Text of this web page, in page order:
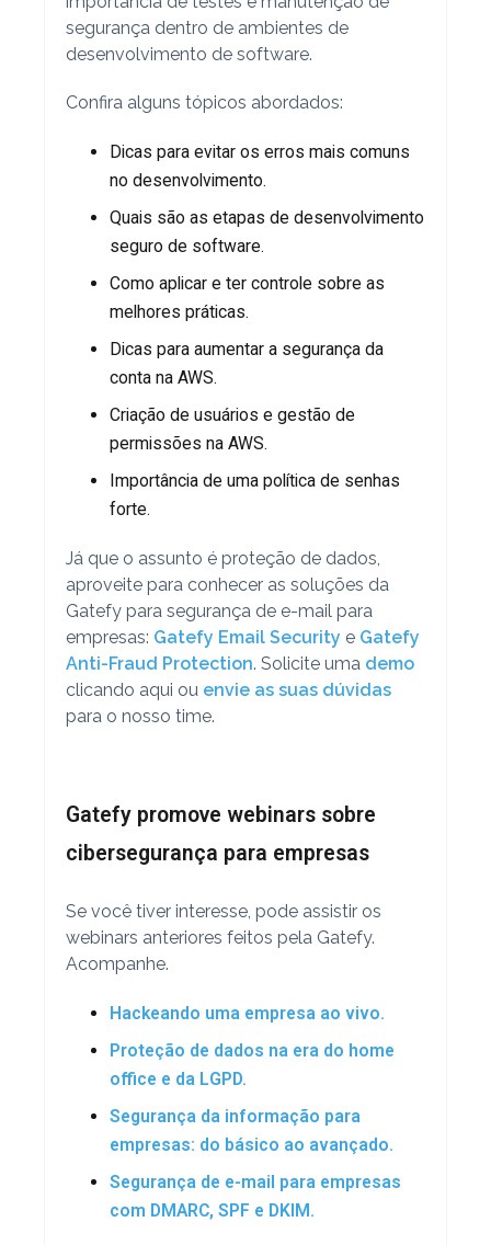
segurança dentro de ambientes de
desenvolvimento de software.
Confira alguns tópicos abordados:
Dicas para evitar os erros mais comuns
no desenvolvimento.
Quais são as etapas de desenvolvimento
seguro de software.
Como aplicar e ter controle sobre as
melhores práticas.
Dicas para aumentar a segurança da
conta na AWS.
Criação de usuários e gestão de
permissões na AWS.
Importância de uma política de senhas
forte.
Já que o assunto é proteção de dados,
aproveite para conhecer as soluções da
Gatefy para segurança de e-mail para
empresas: Gatefy Email Security e Gatefy
Anti-Fraud Protection. Solicite uma demo
clicando aqui ou envie as suas dúvidas
para o nosso time.
Gatefy promove webinars sobre
cibersegurança para empresas
Se você tiver interesse, pode assistir os
webinars anteriores feitos pela Gatefy.
Acompanhe.
Hackeando uma empresa ao vivo.
Proteção de dados na era do home
office e da LGPD.
Segurança da informação para
empresas: do básico ao avançado.
Segurança de e-mail para empresas
com DMARC, SPF e DKIM.